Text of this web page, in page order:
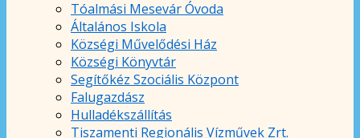
Tóalmási Mesevár Óvoda
Általános Iskola
Községi Művelődési Ház
Községi Könyvtár
Segítőkéz Szociális Központ
Falugazdász
Hulladékszállítás
Tiszamenti Regionális Vízművek Zrt.